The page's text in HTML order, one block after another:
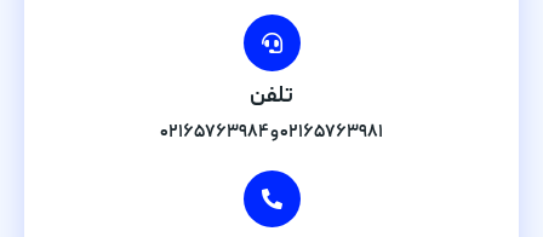
تلفن
۰۲۱۶۵۷۶۳۹۸۱ و ۰۲۱۶۵۷۶۳۹۸۴